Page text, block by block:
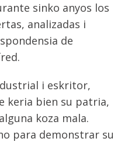
sinko anyos los
analizadas i
de
i eskritor,
keria bien su patria,
koza mala.
para demonstrar su